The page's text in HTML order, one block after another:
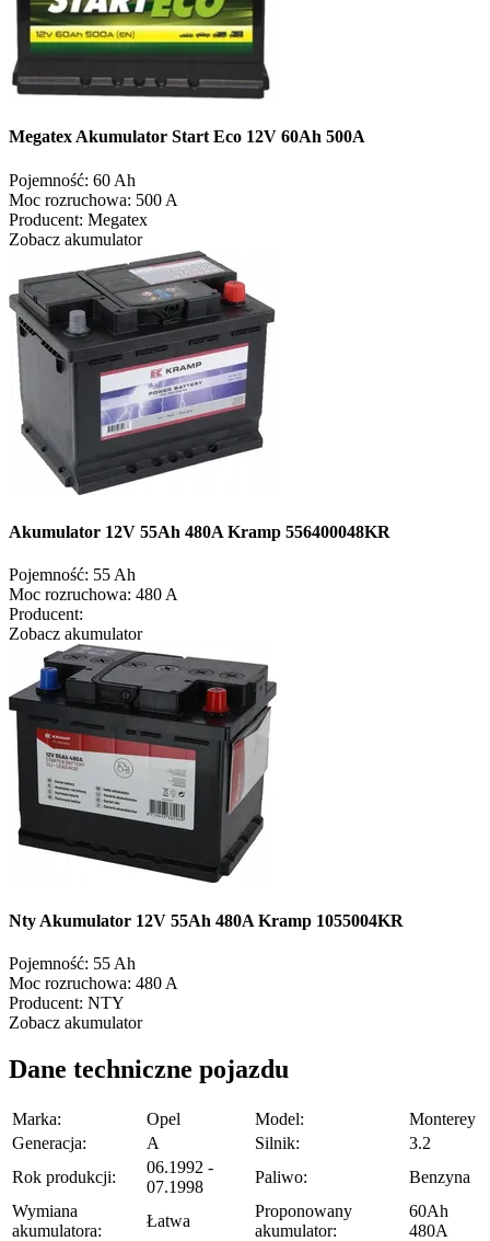
Megatex Akumulator Start Eco 12V 60Ah 500A
Pojemność: 60 Ah
Moc rozruchowa: 500 A
Producent: Megatex
Zobacz akumulator
Akumulator 12V 55Ah 480A Kramp 556400048KR
Pojemność: 55 Ah
Moc rozruchowa: 480 A
Producent:
Zobacz akumulator
Nty Akumulator 12V 55Ah 480A Kramp 1055004KR
Pojemność: 55 Ah
Moc rozruchowa: 480 A
Producent: NTY
Zobacz akumulator
Dane techniczne pojazdu
Marka: Opel Model:
Monterey
Generacja:
A Silnik:
3.2
Rok produkcji:
06.1992 -
07.1998
Paliwo:
Benzyna
Wymiana
akumulatora:
Łatwa
Proponowany
akumulator:
60Ah
480A